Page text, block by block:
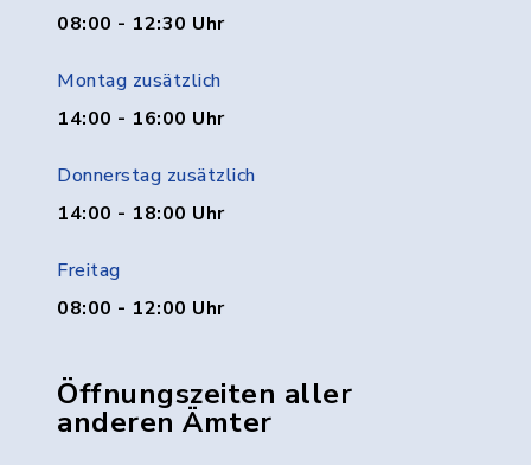
08:00 - 12:30 Uhr
Montag zusätzlich
14:00 - 16:00 Uhr
Donnerstag zusätzlich
14:00 - 18:00 Uhr
Freitag
08:00 - 12:00 Uhr
Öffnungszeiten aller
anderen Ämter